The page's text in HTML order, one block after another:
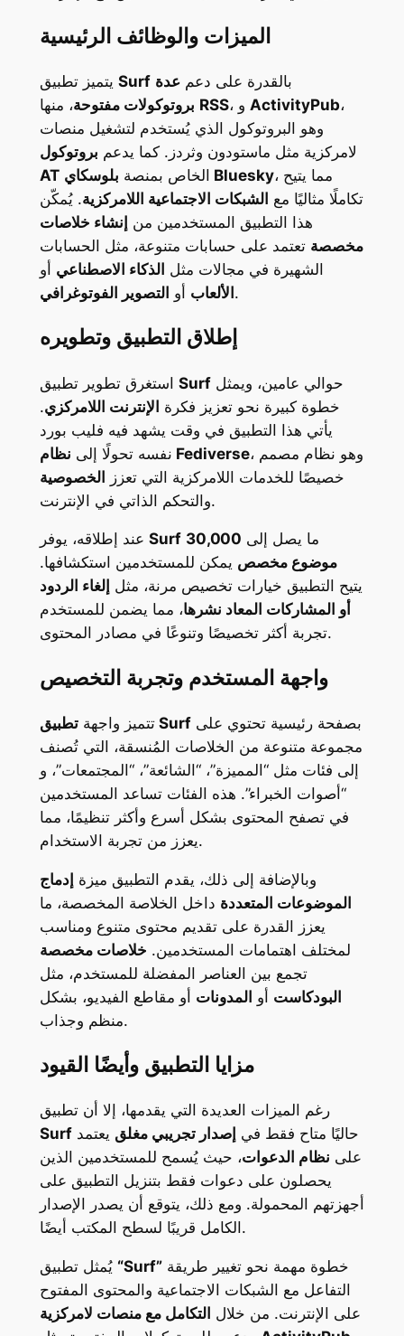
الميزات والوظائف الرئيسية
Surf بالقدرة على دعمعدة
بروتوكولات مفتوحة RSS ActivityPub،
وهو البروتوكول الذي يُستخدم لتشغيل منصات
لامركزية مثل ماستودون وثردز. كما يدعم بروتوكول
AT
الخاص بمنصة بلوسكاي Bluesky، مما يتيح
تكاملًا مثاليًا مع الشبكات الاجتماعية اللامركزية. يُمكّن
هذا التطبيق المستخدمين من إنشاء خلاصات
مخصصة تعتمد على حسابات متنوعة، مثل الحسابات
الشهيرة في مجالات مثل الذكاء الاصطناعي أو
الألعاب أو التصوير الفوتوغرافي .
إطلاق التطبيق وتطويره
Surfحوالي عامين، ويمثل
خطوة كبيرة نحو تعزيز فكرة الإنترنت اللامركزي.
يأتي هذا التطبيق في وقت يشهد فيه فليب بورد
نفسه تحولًا إلى نظام Fediverse، وهو نظام مصمم
خصيصًا للخدمات اللامركزية التي تعزز الخصوصية
والتحكم الذاتي في الإنترنت.
Surf ما يصل إلى 30,000
موضوع مخصص يمكن للمستخدمين استكشافها.
يتيح التطبيق خيارات تخصيص مرنة، مثل إلغاء الردود
أو المشاركات المعاد نشرها، مما يضمن للمستخدم
تجربة أكثر تخصيصًا وتنوعًا في مصادر المحتوى.
واجهة المستخدم وتجربة التخصيص
تتميز واجهةتطبيق Surfبصفحة رئيسية تحتوي على
مجموعة متنوعة من الخلاصات المُنسقة، التي تُصنف
إلى فئات مثل “المميزة”، “الشائعة”، “المجتمعات”، و
“أصوات الخبراء”. هذه الفئات تساعد المستخدمين
في تصفح المحتوى بشكل أسرع وأكثر تنظيمًا، مما
يعزز من تجربة الاستخدام.
وبالإضافة إلى ذلك، يقدم التطبيق ميزة إدماج
الموضوعات المتعددة داخل الخلاصة المخصصة، ما
يعزز القدرة على تقديم محتوى متنوع ومناسب
لمختلف اهتمامات المستخدمين. خلاصات مخصصة
تجمع بين العناصر المفضلة للمستخدم، مثل
البودكاست أو المدونات أو مقاطع الفيديو، بشكل
منظم وجذاب.
مزايا التطبيق وأيضًا القيود
رغم الميزات العديدة التي يقدمها، إلا أن تطبيق
Surf
حاليًا متاح فقط في إصدار تجريبي مغلق يعتمد
على نظام الدعوات، حيث يُسمح للمستخدمين الذين
يحصلون على دعوات فقط بتنزيل التطبيق على
أجهزتهم المحمولة. ومع ذلك، يتوقع أن يصدر الإصدار
الكامل قريبًا لسطح المكتب أيضًا.
يُمثل تطبيق “Surf”خطوة مهمة نحو تغيير طريقة
التفاعل مع الشبكات الاجتماعية والمحتوى المفتوح
على الإنترنت. من خلال التكامل مع منصات لامركزية